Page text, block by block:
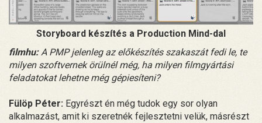
Storyboard készítés a Production Mind-dal
filmhu:A PMP jelenleg az előkészítés szakaszát fedi le, te
milyen szoftvernek örülnél még, ha milyen filmgyártási
feladatokat lehetne még gépiesíteni?
Fülöp Péter: Egyrészt én még tudok egy sor olyan
alkalmazást, amit ki szeretnék fejlesztetni velük, másrészt